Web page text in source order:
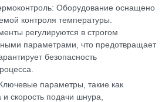
Оборудование оснащено
контроля температуры.
регулируются в строгом
параметрами, что предотвращает
безопасность
параметры, такие как
скорость подачи шнура,